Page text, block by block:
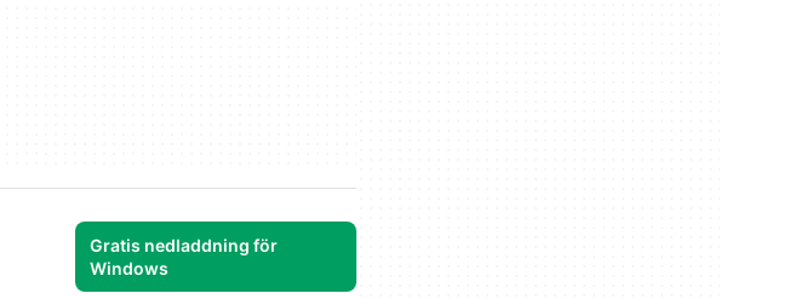
Gratis nedladdning för
Windows